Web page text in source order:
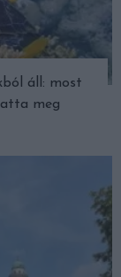
áll: most
meg